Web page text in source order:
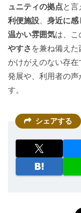
ュニティの拠点と言
利便施設
身近に感
温かい雰囲気は、こ
やすさ を兼ね備え
かけがえのない存
発展や、利用者の声
す。
シェアする